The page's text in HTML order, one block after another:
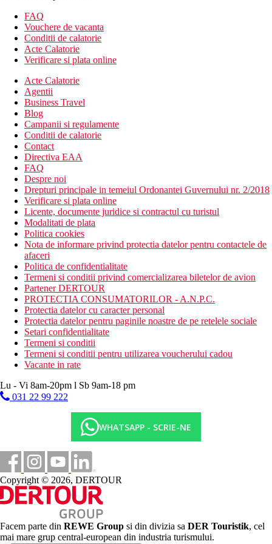
Descrierea hotelului
Hotelul dispune de:
room service
lift
sala de fitness
club pentru copii
sala de conferinta (contra cost)
club pentru copii
6 piscine
2 restaurante
bar
menaj zilnic
servicii de curatatorie (contra cost)
Descrierea plajei
plaja cu nisip
Activitati sportive gratuite
plaja
divertisment de seara
tenis de masa
animatori
camera de jocuri
aerobic
Activitati sportive contra cost
biliard
teren de golf (la maxim 3 km)
curs de gatit
masaj
Mese
Micul dejun este servit sub forma de bufet american, cina sau
FB, iar pachetele all inclusive sunt disponibile la un cost
suplimentar la restaurantul Piak's Kitchen sau restaurantul Fino,
dar este necesara rezervare, ceai de dupa-amiaza la Lounge bar
Bar gratuit nelimitat cu bauturi racoritoare si cocktail-uri
standard si bauturi alcoolice locale precum vinuri, bauturi
spirtoase, beri, disponibil in anumite baruri (Kitchen Bar PIAK
(11:00-23:00), Bar langa piscina.
Categoria oficiala
4 stele
FAQ
Vouchere de vacanta
Conditii de calatorie
Acte Calatorie
Verificare si plata online
Acte Calatorie
Agentii
Business Travel
Blog
Campanii si regulamente
Conditii de calatorie
Contact
Directiva EAA
FAQ
Despre noi
Drepturi principale in temeiul Ordonantei Guvernului nr. 2/2018
Verificare si plata online
Licente, documente juridice si contractul cu turistul
Modalitati de plata
Politica cookies
Nota de informare privind protectia datelor pentru contactele de
afaceri
Politica de confidentialitate
Termeni si conditii privind comercializarea biletelor de avion
Partener DERTOUR
PROTECTIA CONSUMATORILOR - A.N.P.C.
Protectia datelor cu caracter personal
Protectia datelor pentru paginile noastre de pe retelele sociale
Setari confidentialitate
Termeni si conditii
Termeni si conditii pentru utilizarea voucherului cadou
Vacante in rate
Lu - Vi 8am-20pm l Sb 9am-18 pm
031 22 99 222
WHATSAPP - SCRIE-NE
Copyright © 2026, DERTOUR
Facem parte din REWE Group si din divizia sa DER Touristik, cel
mai mare grup central-european din industria turismului.